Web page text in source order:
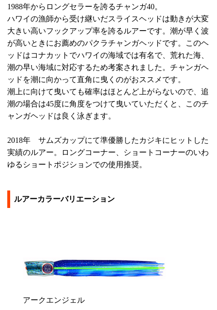
1988年からロングセラーを誇るチャンガ40。
ハワイの漁師から受け継いだスライスヘッドは動きが大変
大きい高いフックアップ率を誇るルアーです。潮が早く波
が高いときにお薦めのパクラチャンガヘッドです。このヘ
ッドはコナカットでハワイの海域では有名で、荒れた海、
潮の早い海域に対応するため考案されました。チャンガヘ
ッドを潮に向かって直角に曳くのがおススメです。
潮上に向けて曳いても確率はほとんど上がらないので、追
潮の場合は45度に角度をつけて曳いていただくと、このチ
ャンガヘッドは良く泳ぎます。
2018年 サムズカップにて準優勝したカジキにヒットした
実績のルアー。ロングコーナー、ショートコーナーのいわ
ゆるショートポジションでの使用推奨。
ルアーカラーバリエーション
アークエンジェル